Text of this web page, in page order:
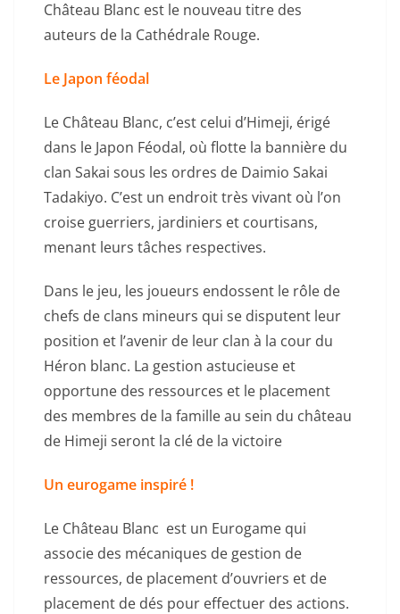
Château Blanc est le nouveau titre des
auteurs de la Cathédrale Rouge.
Le Japon féodal
Le Château Blanc, c’est celui d’Himeji, érigé
dans le Japon Féodal, où flotte la bannière du
clan Sakai sous les ordres de Daimio Sakai
Tadakiyo. C’est un endroit très vivant où l’on
croise guerriers, jardiniers et courtisans,
menant leurs tâches respectives.
Dans le jeu, les joueurs endossent le rôle de
chefs de clans mineurs qui se disputent leur
position et l’avenir de leur clan à la cour du
Héron blanc. La gestion astucieuse et
opportune des ressources et le placement
des membres de la famille au sein du château
de Himeji seront la clé de la victoire
Un eurogame inspiré !
Le Château Blanc est un Eurogame qui
associe des mécaniques de gestion de
ressources, de placement d’ouvriers et de
placement de dés pour effectuer des actions.